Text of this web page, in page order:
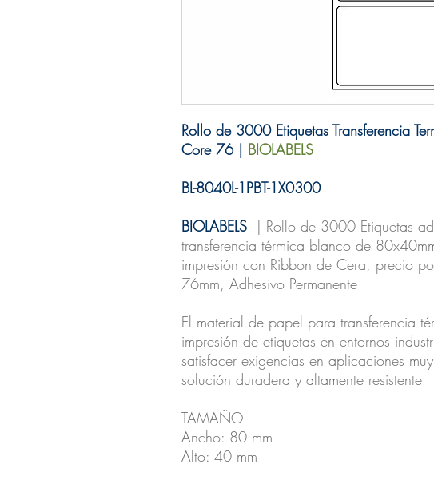
Rollo de 3000 Etiquetas Transferencia
Core 76 | BIOLABELS
BL-8040L-1PBT-1X0300
BIOLABELS | Rollo de 3000 Etiquetas
transferencia térmica blanco de
impresión con Ribbon de Cera, precio
76mm, Adhesivo Permanente
El material de papel para transferencia
impresión de etiquetas en entornos
satisfacer exigencias en aplicaciones
solución duradera y altamente resistente
TAMAÑO
Ancho: 80 mm
Alto: 40 mm